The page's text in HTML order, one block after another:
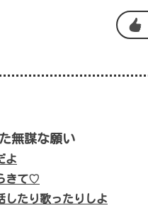
無謀な願い
よ
きて♡
したり歌ったりしよ